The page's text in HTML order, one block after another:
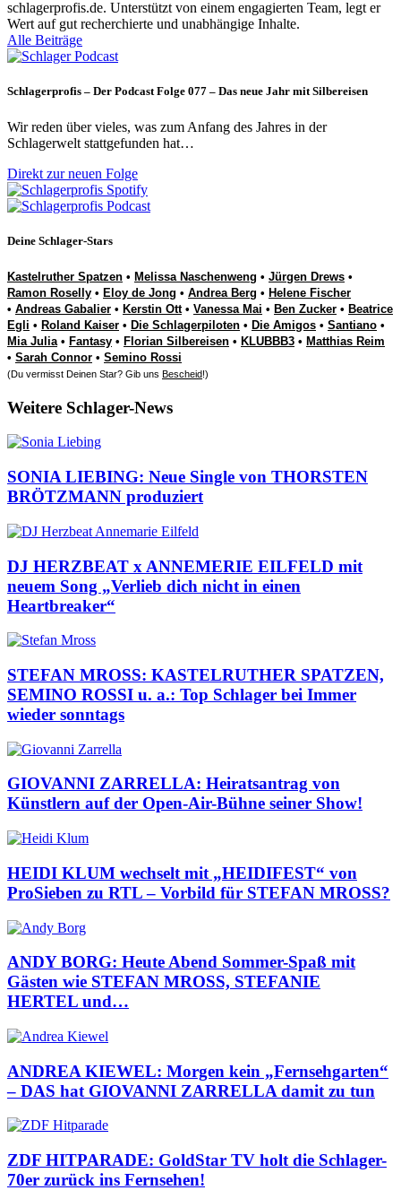
schlagerprofis.de. Unterstützt von einem engagierten Team, legt er
Wert auf gut recherchierte und unabhängige Inhalte.
Alle Beiträge
Schlagerprofis – Der Podcast Folge 077 – Das neue Jahr mit Silbereisen
Wir reden über vieles, was zum Anfang des Jahres in der
Schlagerwelt stattgefunden hat…
Direkt zur neuen Folge
Deine Schlager-Stars
Kastelruther Spatzen • Melissa Naschenweng • Jürgen Drews •
Ramon Roselly • Eloy de Jong • Andrea Berg • Helene Fischer
• Andreas Gabalier • Kerstin Ott• Vanessa Mai • Ben Zucker • Beatrice
Egli • Roland Kaiser • Die Schlagerpiloten • Die Amigos • Santiano •
Mia Julia • Fantasy • Florian Silbereisen • KLUBBB3 • Matthias Reim
• Sarah Connor • Semino Rossi
(Du vermisst Deinen Star? Gib uns Bescheid!)
Weitere Schlager-News
SONIA LIEBING: Neue Single von THORSTEN
BRÖTZMANN produziert
DJ HERZBEAT x ANNEMERIE EILFELD mit
neuem Song „Verlieb dich nicht in einen
Heartbreaker“
STEFAN MROSS: KASTELRUTHER SPATZEN,
SEMINO ROSSI u. a.: Top Schlager bei Immer
wieder sonntags
GIOVANNI ZARRELLA: Heiratsantrag von
Künstlern auf der Open-Air-Bühne seiner Show!
HEIDI KLUM wechselt mit „HEIDIFEST“ von
ProSieben zu RTL – Vorbild für STEFAN MROSS?
ANDY BORG: Heute Abend Sommer-Spaß mit
Gästen wie STEFAN MROSS, STEFANIE
HERTEL und…
ANDREA KIEWEL: Morgen kein „Fernsehgarten“
– DAS hat GIOVANNI ZARRELLA damit zu tun
ZDF HITPARADE: GoldStar TV holt die Schlager-
70er zurück ins Fernsehen!